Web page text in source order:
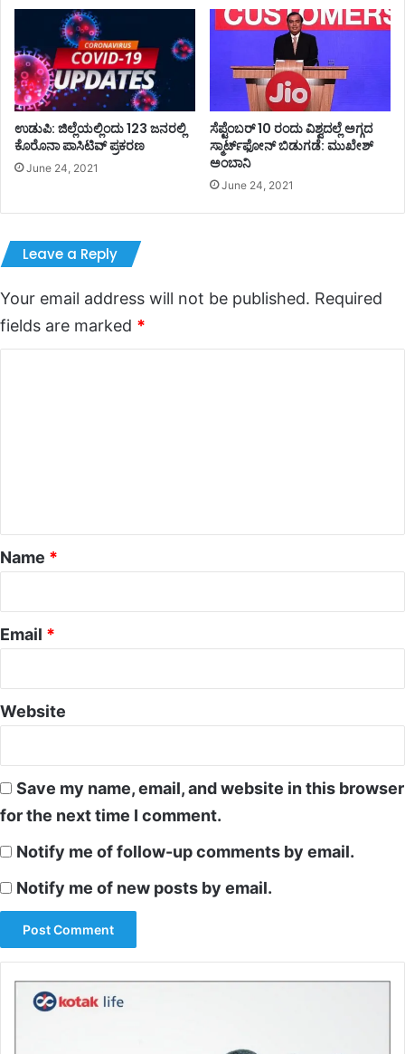
ಉಡುಪಿ: ಜಿಲ್ಲೆಯಲ್ಲಿಂದು 123 ಜನರಲ್ಲಿ
ಕೊರೊನಾ ಪಾಸಿಟಿವ್ ಪ್ರಕರಣ
June 24, 2021
ಸೆಪ್ಟೆಂಬರ್‌‌ 10 ರಂದು ವಿಶ್ವದಲ್ಲೆ ಅಗ್ಗದ
ಸ್ಮಾರ್ಟ್‌ಫೋನ್‌‌ ಬಿಡುಗಡೆ: ಮುಖೇಶ್‌
ಅಂಬಾನಿ
June 24, 2021
Leave a Reply
Your email address will not be published. Required
fields are marked *
*
Name *
Email *
Website
Save my name, email, and website in this browser
for the next time I comment.
Notify me of follow-up comments by email.
Notify me of new posts by email.